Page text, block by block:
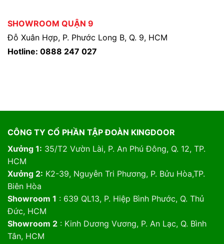
SHOWROOM QUẬN 9
Đỗ Xuân Hợp, P. Phước Long B, Q. 9, HCM
Hotline: 0888 247 027
CÔNG TY CỔ PHẦN TẬP ĐOÀN KINGDOOR
Xưởng 1: 35/T2 Vườn Lài, P. An Phú Đông, Q. 12, TP.
HCM
Xưởng 2: K2-39, Nguyễn Tri Phương, P. Bửu Hòa,TP.
Biên Hòa
Showroom 1 : 639 QL13, P. Hiệp Bình Phước, Q. Thủ
Đức, HCM
Showroom 2: Kinh Dương Vương, P. An Lạc, Q. Bình
Tân, HCM